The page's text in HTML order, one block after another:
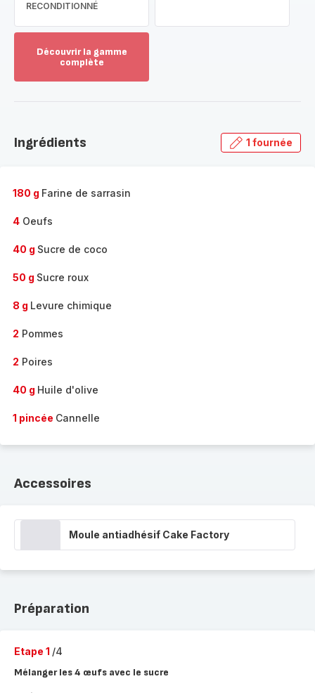
RECONDITIONNÉ
Découvrir la gamme
complète
gamme
Ingrédients 1 fournée
180 g Farine de sarrasin
4 Oeufs
40 g Sucre de coco
50 g Sucre roux
8 g Levure chimique
2 Pommes
2 Poires
40 g Huile d'olive
1 pincée Cannelle
Accessoires
Moule antiadhésif Cake Factory
Préparation
Etape 1 /4
Mélanger les 4 œufs avec le sucre